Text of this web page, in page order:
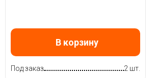
В корзину
Под заказ 2 шт.